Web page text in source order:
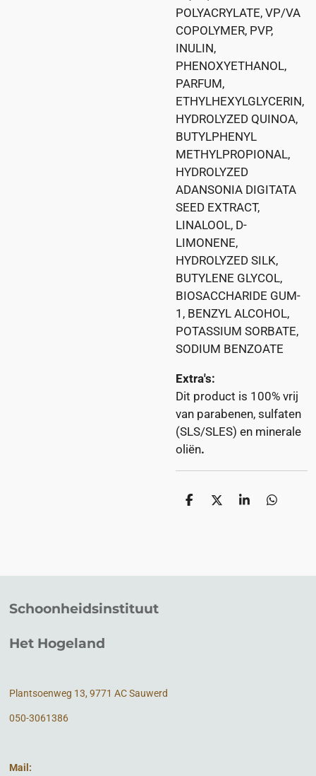
POLYACRYLATE, VP/VA
COPOLYMER, PVP,
INULIN,
PHENOXYETHANOL,
PARFUM,
ETHYLHEXYLGLYCERIN,
HYDROLYZED QUINOA,
BUTYLPHENYL
METHYLPROPIONAL,
HYDROLYZED
ADANSONIA DIGITATA
SEED EXTRACT,
LINALOOL, D-
LIMONENE,
HYDROLYZED SILK,
BUTYLENE GLYCOL,
BIOSACCHARIDE GUM-
1, BENZYL ALCOHOL,
POTASSIUM SORBATE,
SODIUM BENZOATE
Extra's:
Dit product is 100% vrij
van parabenen, sulfaten
(SLS/SLES) en minerale
oliën.
D
D
S
D
Schoonheidsinstituut
Het Hogeland
Plantsoenweg 13, 9771 AC Sauwerd
050-3061386
Mail: